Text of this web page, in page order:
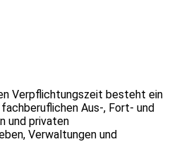
Verpflichtungszeit besteht ein
Aus-, Fort- und
und privaten
Verwaltungen und